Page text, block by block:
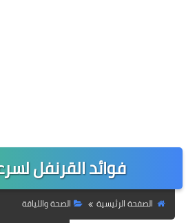
فوائد القرنفل
الصفحة الرئيسية
الصحة واللياقة